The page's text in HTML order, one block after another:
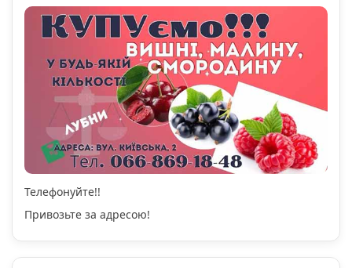
Телефонуйте!!
Привозьте за адресою!